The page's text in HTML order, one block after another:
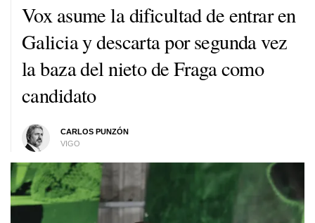
Vox asume la dificultad de entrar en
Galicia y descarta por segunda vez
la baza del nieto de Fraga como
candidato
CARLOS PUNZÓN
VIGO